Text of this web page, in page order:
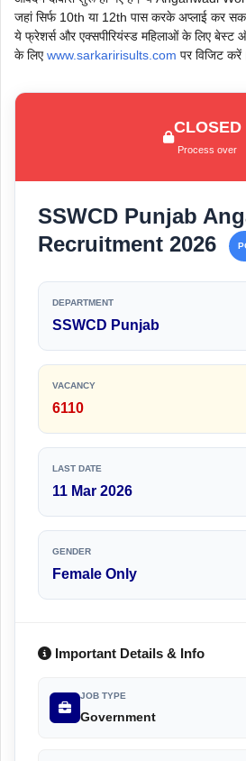
जहां सिर्फ 10th या 12th पास करके अप्लाई कर
ये फ्रेशर्स और एक्सपीरियंस्ड महिलाओं के लिए बेस्ट
के लिएwww.sarkaririsults.com पर विजिट
CLOSED
Process over
SSWCD Punjab
Recruitment 2026
DEPARTMENT
SSWCD Punjab
VACANCY
6110
LAST DATE
11 Mar 2026
GENDER
Female Only
Important Details & Info
JOB TYPE
Government